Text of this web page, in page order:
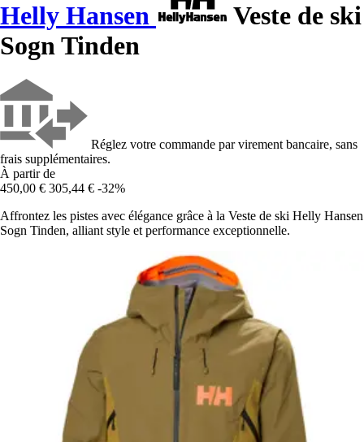
Helly Hansen
Veste de ski
Sogn Tinden
Réglez votre commande par virement bancaire, sans
frais supplémentaires.
À partir de
450,00 € 305,44 € -32%
Affrontez les pistes avec élégance grâce à la Veste de ski Helly Hansen
Sogn Tinden, alliant style et performance exceptionnelle.